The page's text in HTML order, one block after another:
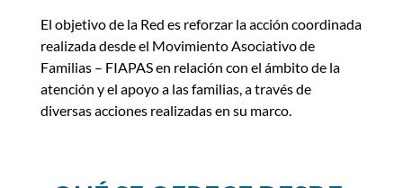
El objetivo de la Red es reforzar la acción coordinada
realizada desde el Movimiento Asociativo de
Familias – FIAPAS en relación con el ámbito de la
atención y el apoyo a las familias, a través de
diversas acciones realizadas en su marco.